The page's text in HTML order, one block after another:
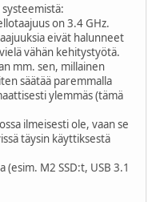
on 3.4 GHz.
eivät halunneet
vähän kehitystyötä.
mm. sen, millainen
säätää paremmalla
ylemmäs (tämä
ilmeisesti ole, vaan se
täysin käyttiksestä
M2 SSD:t, USB 3.1